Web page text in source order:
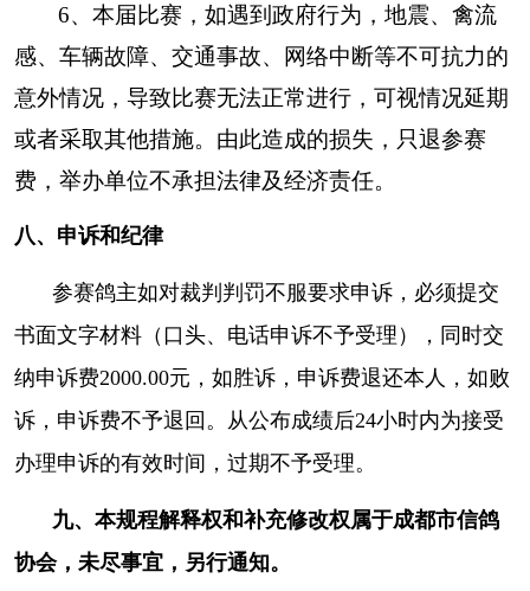
2、电子鸽钟属电子产品，随时可能出现故障，
请提前作好检测。赛鸽归巢后鸽钟若在10分钟内
未上传，请检查手机卡是否安装正确，话费是否
充足，稍后请按“重传”键重新上传数据。
3、比赛报到期间，比赛主办方不受理因鸽钟产
品质量、安装、操作不当造成漏扫、漏传、无数
据或上传超时的诉求。
或漏扫等问题责任自负。
5、裁判员只以网络上传有效时段内的正确数据
为准，按分速统一排列名次，公布临时成绩，
（上传超时、坐标异常一律无效），（坐标异常
以在报到点裁判组验鸽时间为准计算成绩）
内申报。对进奖鸽随机查棚，查棚后公布正式成
绩。
6、本届比赛，如遇到政府行为，地震、禽流
感、车辆故障、交通事故、网络中断等不可抗力的
意外情况，导致比赛无法正常进行，可视情况延期
或者采取其他措施。由此造成的损失，只退参赛
费，举办单位不承担法律及经济责任。
八、申诉和纪律
参赛鸽主如对裁判判罚不服要求申诉，必须提交
书面文字材料（口头、电话申诉不予受理），同时交
纳申诉费2000.00元，如胜诉，申诉费退还本人，如败
诉，申诉费不予退回。从公布成绩后24小时内为接受
办理申诉的有效时间，过期不予受理。
九、本规程解释权和补充修改权属于成都市信鸽
协会，未尽事宜，另行通知。